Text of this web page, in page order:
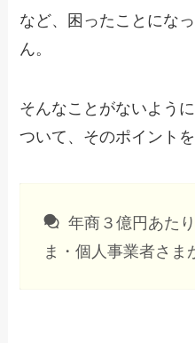
など、困ったことにな
ん。
そんなことがないよう
ついて、そのポイント
年商３億円あた
ま・個人事業者さま